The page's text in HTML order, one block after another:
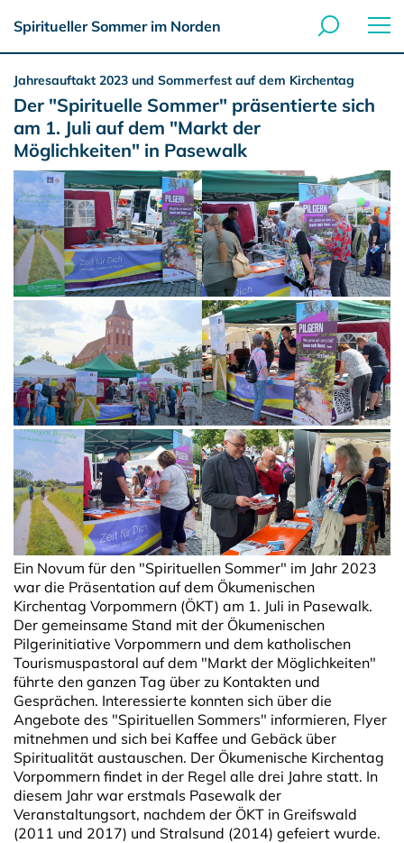
Spiritueller Sommer im Norden
Jahresauftakt 2023 und Sommerfest auf dem Kirchentag
Der "Spirituelle Sommer" präsentierte sich
am 1. Juli auf dem "Markt der
Möglichkeiten" in Pasewalk
Ein Novum für den "Spirituellen Sommer" im Jahr 2023
war die Präsentation auf dem Ökumenischen
Kirchentag Vorpommern (ÖKT) am 1. Juli in Pasewalk.
Der gemeinsame Stand mit der Ökumenischen
Pilgerinitiative Vorpommern und dem katholischen
Tourismuspastoral auf dem "Markt der Möglichkeiten"
führte den ganzen Tag über zu Kontakten und
Gesprächen. Interessierte konnten sich über die
Angebote des "Spirituellen Sommers" informieren, Flyer
mitnehmen und sich bei Kaffee und Gebäck über
Spiritualität austauschen. Der Ökumenische Kirchentag
Vorpommern findet in der Regel alle drei Jahre statt. In
diesem Jahr war erstmals Pasewalk der
Veranstaltungsort, nachdem der ÖKT in Greifswald
(2011 und 2017) und Stralsund (2014) gefeiert wurde.